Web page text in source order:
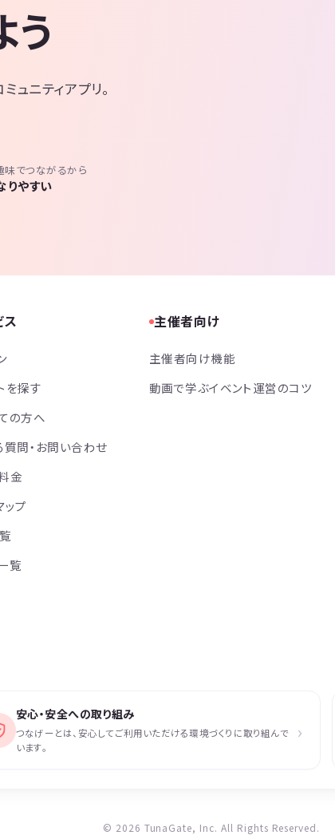
う
ュニティアプリ。
でつながるから
りやすい
ス
を探す
の方へ
質問・お問い合わせ
金
ップ
覧
主催者向け
主催者向け機能
動画で学ぶイベント運営のコツ
安心・安全への取り組み
つなげーとは、安心してご利用いただける環境づくりに取り組んで
います。
›
© 2026 TunaGate, Inc. All Rights Reserved.